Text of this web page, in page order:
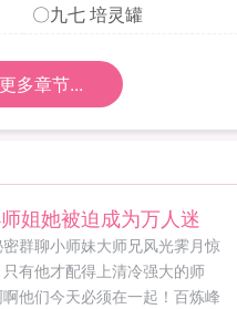
〇九七 培灵罐
多章节...
姐她被迫成为万人迷
群聊小师妹大师兄风光霁月惊
有他才配得上清冷强大的师
他们今天必须在一起！百炼峰